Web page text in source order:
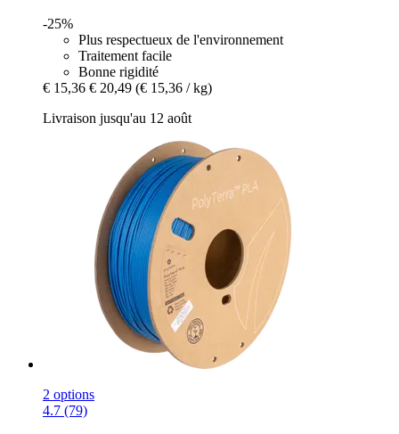
-25%
Plus respectueux de l'environnement
Traitement facile
Bonne rigidité
€ 15,36 € 20,49 (€ 15,36 / kg)
Livraison jusqu'au 12 août
2 options
4.7 (79)